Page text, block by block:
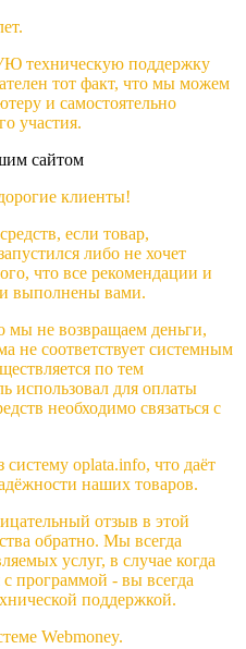
поддержку
тот факт, что мы можем
и самостоятельно
участия.
сайтом
клиенты!
если товар,
либо не хочет
что все рекомендации и
выполнены вами.
мы не возвращаем деньги,
не соответствует системным
по тем
использовал для оплаты
необходимо связаться с
oplata.info, что даёт
наших товаров.
отзыв в этой
обратно. Мы всегда
услуг, в случае когда
программой - вы всегда
поддержкой.
Webmoney.